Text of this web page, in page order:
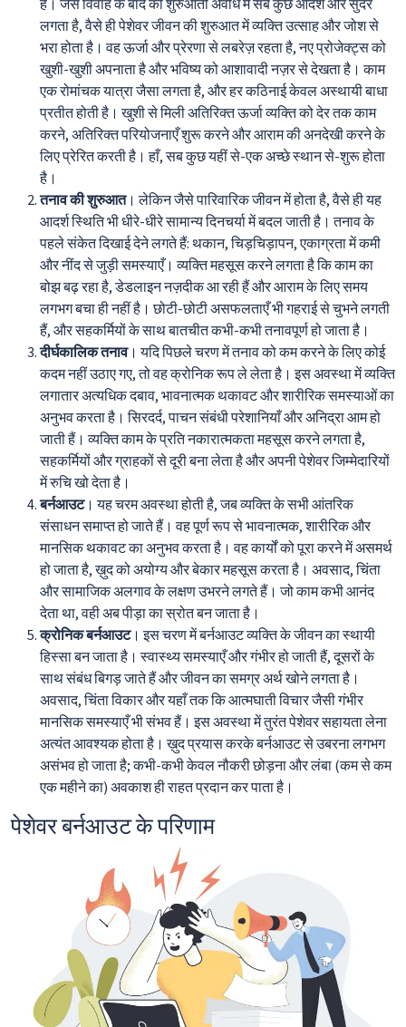
है। जैसे विवाह के बाद की शुरुआती अवधि में सब कुछ आदर्श और सुंदर
लगता है, वैसे ही पेशेवर जीवन की शुरुआत में व्यक्ति उत्साह और जोश से
भरा होता है। वह ऊर्जा और प्रेरणा से लबरेज़ रहता है, नए प्रोजेक्ट्स को
खुशी-खुशी अपनाता है और भविष्य को आशावादी नज़र से देखता है। काम
एक रोमांचक यात्रा जैसा लगता है, और हर कठिनाई केवल अस्थायी बाधा
प्रतीत होती है। खुशी से मिली अतिरिक्त ऊर्जा व्यक्ति को देर तक काम
करने, अतिरिक्त परियोजनाएँ शुरू करने और आराम की अनदेखी करने के
लिए प्रेरित करती है। हाँ, सब कुछ यहीं से-एक अच्छे स्थान से-शुरू होता
है।
तनाव की शुरुआत। लेकिन जैसे पारिवारिक जीवन में होता है, वैसे ही यह
आदर्श स्थिति भी धीरे-धीरे सामान्य दिनचर्या में बदल जाती है। तनाव के
पहले संकेत दिखाई देने लगते हैं: थकान, चिड़चिड़ापन, एकाग्रता में कमी
और नींद से जुड़ी समस्याएँ। व्यक्ति महसूस करने लगता है कि काम का
बोझ बढ़ रहा है, डेडलाइन नज़दीक आ रही हैं और आराम के लिए समय
लगभग बचा ही नहीं है। छोटी-छोटी असफलताएँ भी गहराई से चुभने लगती
हैं, और सहकर्मियों के साथ बातचीत कभी-कभी तनावपूर्ण हो जाता है।
दीर्घकालिक तनाव। यदि पिछले चरण में तनाव को कम करने के लिए कोई
कदम नहीं उठाए गए, तो वह क्रोनिक रूप ले लेता है। इस अवस्था में व्यक्ति
लगातार अत्यधिक दबाव, भावनात्मक थकावट और शारीरिक समस्याओं का
अनुभव करता है। सिरदर्द, पाचन संबंधी परेशानियाँ और अनिद्रा आम हो
जाती हैं। व्यक्ति काम के प्रति नकारात्मकता महसूस करने लगता है,
सहकर्मियों और ग्राहकों से दूरी बना लेता है और अपनी पेशेवर जिम्मेदारियों
में रुचि खो देता है।
बर्नआउट। यह चरम अवस्था होती है, जब व्यक्ति के सभी आंतरिक
संसाधन समाप्त हो जाते हैं। वह पूर्ण रूप से भावनात्मक, शारीरिक और
मानसिक थकावट का अनुभव करता है। वह कार्यों को पूरा करने में असमर्थ
हो जाता है, ख़ुद को अयोग्य और बेकार महसूस करता है। अवसाद, चिंता
और सामाजिक अलगाव के लक्षण उभरने लगते हैं। जो काम कभी आनंद
देता था, वही अब पीड़ा का स्रोत बन जाता है।
क्रोनिक बर्नआउट। इस चरण में बर्नआउट व्यक्ति के जीवन का स्थायी
हिस्सा बन जाता है। स्वास्थ्य समस्याएँ और गंभीर हो जाती हैं, दूसरों के
साथ संबंध बिगड़ जाते हैं और जीवन का समग्र अर्थ खोने लगता है।
अवसाद, चिंता विकार और यहाँ तक कि आत्मघाती विचार जैसी गंभीर
मानसिक समस्याएँ भी संभव हैं। इस अवस्था में तुरंत पेशेवर सहायता लेना
अत्यंत आवश्यक होता है। ख़ुद प्रयास करके बर्नआउट से उबरना लगभग
असंभव हो जाता है; कभी-कभी केवल नौकरी छोड़ना और लंबा (कम से कम
एक महीने का) अवकाश ही राहत प्रदान कर पाता है।
पेशेवर बर्नआउट के परिणाम